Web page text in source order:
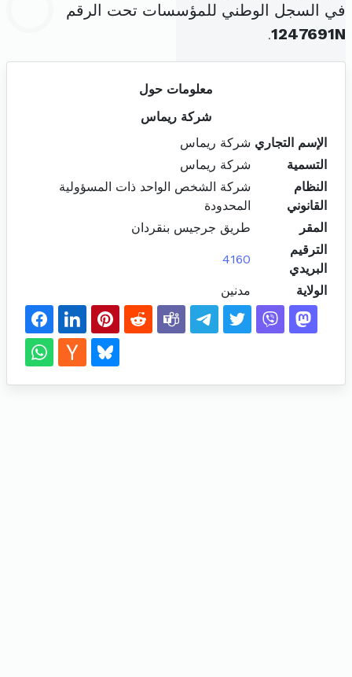
في السجل الوطني للمؤسسات تحت الرقم
1247691N
.
معلومات حول
شركة ريماس
الإسم التجاري شركة ريماس
التسمية
شركة ريماس
النظام
القانوني
شركة الشخص الواحد ذات المسؤولية
المحدودة
المقر
طريق جرجيس بنقردان
الترقيم
البريدي
4160
الولاية مدنين